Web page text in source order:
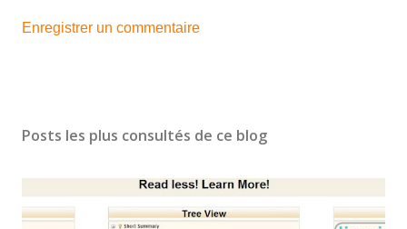
Enregistrer un commentaire
Posts les plus consultés de ce blog